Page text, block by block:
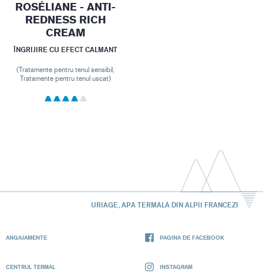
ROSÉLIANE - ANTI-
REDNESS RICH
CREAM
ÎNGRIJIRE CU EFECT CALMANT
(Tratamente pentru tenul sensibil,
Tratamente pentru tenul uscat)
URIAGE, APA TERMALA DIN ALPII FRANCEZI
ANGAJAMENTE
CENTRUL TERMAL
PAGINA DE FACEBOOK
INSTAGRAM